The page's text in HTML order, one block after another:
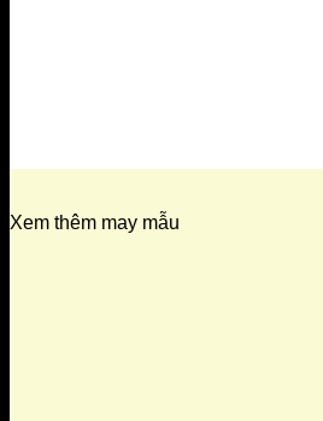
Xem thêm may mẫu